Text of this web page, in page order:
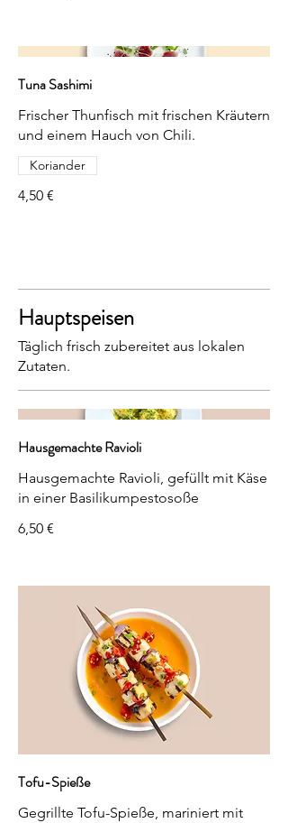
Tuna Sashimi
Frischer Thunfisch mit frischen Kräutern
und einem Hauch von Chili.
4,50 €
Koriander
Hauptspeisen
Täglich frisch zubereitet aus lokalen
Zutaten.
Hausgemachte Ravioli
Hausgemachte Ravioli, gefüllt mit Käse
in einer Basilikumpestosoße
6,50 €
Tofu-Spieße
Gegrillte Tofu-Spieße, mariniert mit